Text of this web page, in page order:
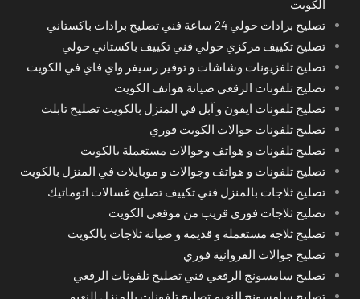
الكويت
تصليح برادات حولي 24 ساعة فني تصليح برادات باكستاني
تصليح تكييف مركزي حولي فني تكييف باكستاني حولي
تصليح تلفزيونات وشاشات و توفير رسيفر واي فاي في الكويت
تصليح تلفونات الرقعي صيانة هواتف الكويت
تصليح تلفونات ايفون و آبل في المنزل بالكويت تصليح تابلت
تصليح تلفونات جوالات الكويت فوري
تصليح تلفونات و هواتف وجوالات مستعملة بالكويت
تصليح تلفونات و هواتف وجوالات و موبايلات في المنزل بالكويت
تصليح ثلاجات بالمنزل فني تكييف تصليح غسالات اتوماتيك
تصليح ثلاجات فوري قريب من موقعي الكويت
تصليح ثلاجة مستعملة و قديمة و صيانة ثلاجات بالكويت
تصليح جوالات الفروانية فوري
تصليح سامسونج الرقعي فني تصليح تلفونات الرقعي
تصليح سامسونج النعيم تصليح تلفونات بالمنزل النعيم